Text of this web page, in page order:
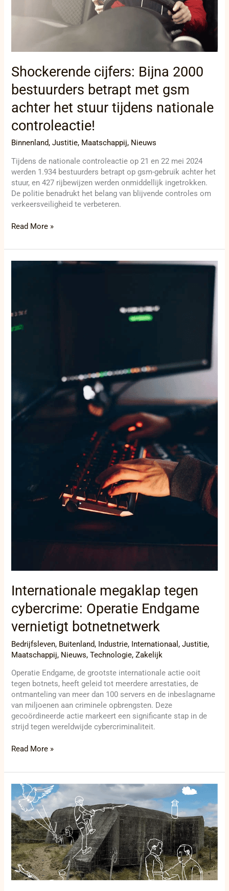
Shockerende cijfers: Bijna 2000
bestuurders betrapt met gsm
achter het stuur tijdens nationale
controleactie!
Binnenland,Justitie, Maatschappij, Nieuws
Tijdens de nationale controleactie op 21 en 22 mei 2024
werden 1.934 bestuurders betrapt op gsm-gebruik achter het
stuur, en 427 rijbewijzen werden onmiddellijk ingetrokken.
De politie benadrukt het belang van blijvende controles om
verkeersveiligheid te verbeteren.
het
Read More »
Internationale megaklap tegen
cybercrime: Operatie Endgame
vernietigt botnetnetwerk
Bedrijfsleven, Buitenland, Industrie, Internationaal,Justitie,
Maatschappij, Nieuws,Technologie,Zakelijk
Operatie Endgame, de grootste internationale actie ooit
tegen botnets, heeft geleid tot meerdere arrestaties, de
ontmanteling van meer dan 100 servers en de inbeslagname
van miljoenen aan criminele opbrengsten. Deze
gecoördineerde actie markeert een significante stap in de
strijd tegen wereldwijde cybercriminaliteit.
Internationale
Operatie
Endgame
vernietigt
Read More »
Ontdek
de
geheime
bunkers
van
België
op
Bunkerdag